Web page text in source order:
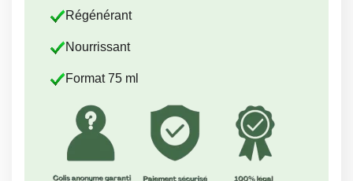
Régénérant
Nourrissant
Format 75 ml